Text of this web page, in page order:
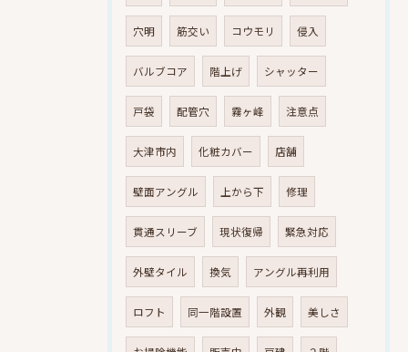
穴明 筋交い コウモリ 侵入
バルブコア 階上げ シャッター
戸袋 配管穴 霧ヶ峰 注意点
大津市内 化粧カバー 店舗
壁面アングル 上から下 修理
貫通スリーブ 現状復帰 緊急対応
外壁タイル 換気 アングル再利用
ロフト 同一階設置 外観 美しさ